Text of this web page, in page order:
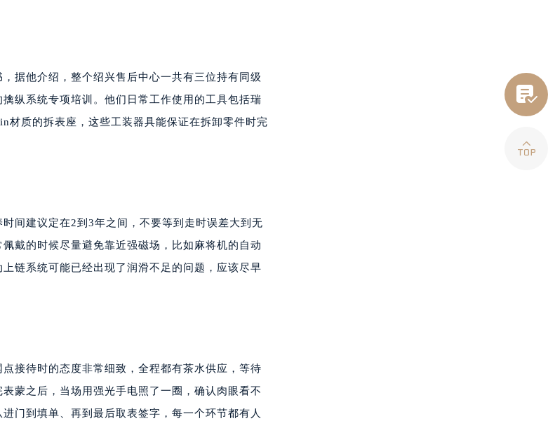
据他介绍，整个绍兴售后中心一共有三位持有同级
纵系统专项培训。他们日常工作使用的工具包括瑞
材质的拆表座，这些工装器具能保证在拆卸零件时完
间建议定在2到3年之间，不要等到走时误差大到无
戴的时候尽量避免靠近强磁场，比如麻将机的自动
链系统可能已经出现了润滑不足的问题，应该尽早
接待时的态度非常细致，全程都有茶水供应，等待
蒙之后，当场用强光手电照了一圈，确认肉眼看不
门到填单、再到最后取表签字，每一个环节都有人

